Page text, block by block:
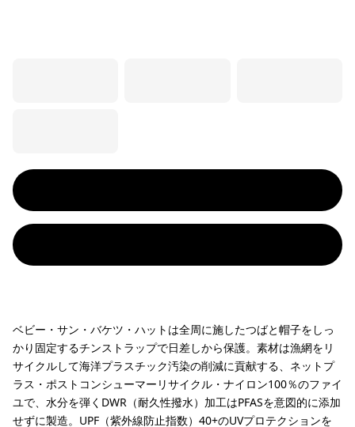
ベビー・サン・バケツ・ハットは全周に施したつばと帽子をしっ
かり固定するチンストラップで日差しから保護。素材は漁網をリ
サイクルして海洋プラスチック汚染の削減に貢献する、ネットプ
ラス・ポストコンシューマーリサイクル・ナイロン100％のファイ
ユで、水分を弾くDWR（耐久性撥水）加工はPFASを意図的に添加
せずに製造。UPF（紫外線防止指数）40+のUVプロテクションを